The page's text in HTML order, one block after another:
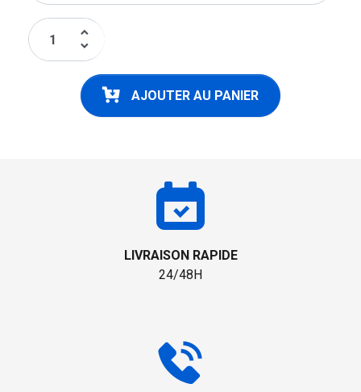
keyboard_arrow_up
keyboard_arrow_down
AJOUTER AU PANIER
LIVRAISON RAPIDE
24/48H